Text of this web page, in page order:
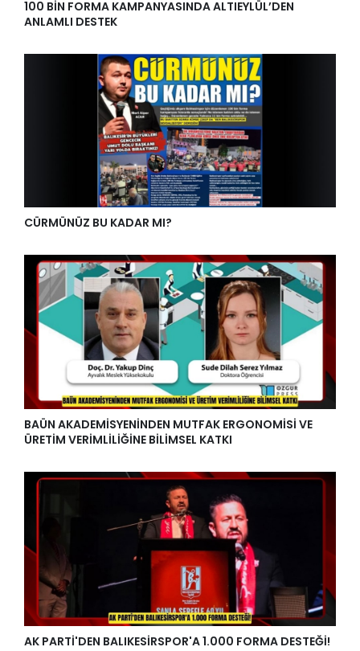
100 BİN FORMA KAMPANYASINDA ALTIEYLÜL’DEN
ANLAMLI DESTEK
CÜRMÜNÜZ BU KADAR MI?
BAÜN AKADEMİSYENİNDEN MUTFAK ERGONOMİSİ VE
ÜRETİM VERİMLİLİĞİNE BİLİMSEL KATKI
AK PARTİ'DEN BALIKESİRSPOR'A 1.000 FORMA DESTEĞİ!